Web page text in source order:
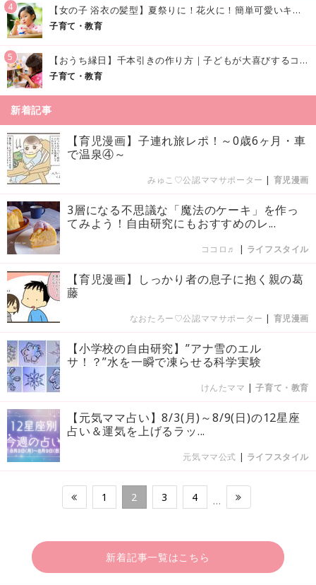
4 【女の子 浴衣の髪型】夏祭りに！花火に！簡単可愛いキッズの浴衣ヘアアレンジまとめ
子育て・教育
5 【おうち縁日】千本引きの作り方｜子どもが大喜びするコツやアイデア♪
子育て・教育
新着記事
【育児漫画】子連れ旅レポ！～0歳6ヶ月・車
で温泉④～
みゅこ♡公認ママサポーター | 育児漫画
3層になる不思議な「魔法のケーキ」を作っ
てみよう！自由研究にもおすすめのレ...
ココロ♬ | ライフスタイル
【育児漫画】しっかり者の息子に抱く親の葛
藤
なおたろー♡公認ママサポーター | 育児漫画
【小学校の自由研究】”アナ雪のエル
サ！？”水を一瞬で凍らせる科学実験
けんたママ |子育て・教育
【元気ママ占い】8/3(月)～8/9(日)の12星座
占い＆運気を上げるラッ...
元気ママ公式 | ライフスタイル
1 2 3 4 …
新着記事一覧はこちら